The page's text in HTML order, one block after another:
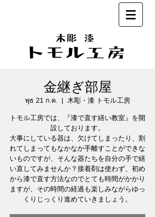
金継ぎ部屋
พุธ 21 ก.ค.
  |
木彫・漆 トモル工房
トモル工房では、『漆で直す繕い教室』を開
設しております。
大事にしている器は、欠けてしまったり、割
れてしまってもなかなか手離すことができな
いものですが、そんな器たちを自分の手で繕
い直してみませんか？接着剤は使わず、初め
から漆で直す方法なのでとても時間がかかり
ますが、その時間の経過も楽しみながらゆっ
くりじっくり進めていきましょう。